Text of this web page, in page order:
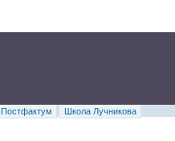
Постфактум
Школа Лучникова